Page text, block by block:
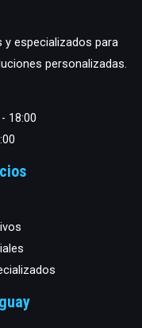
especializados para
personalizadas.
18:00